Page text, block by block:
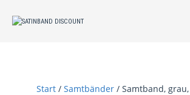
Start/ Samtbänder/ Samtband,